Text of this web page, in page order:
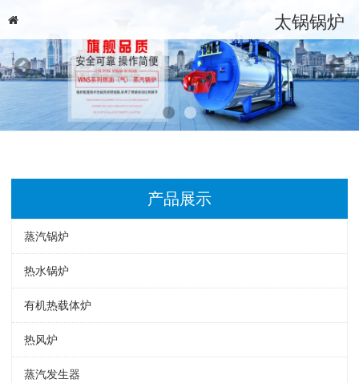
太锅锅炉
产品展示
蒸汽锅炉
热水锅炉
有机热载体炉
热风炉
蒸汽发生器